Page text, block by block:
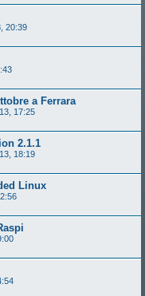
20:39
a Ferrara
17:25
2.1.1
18:19
Linux